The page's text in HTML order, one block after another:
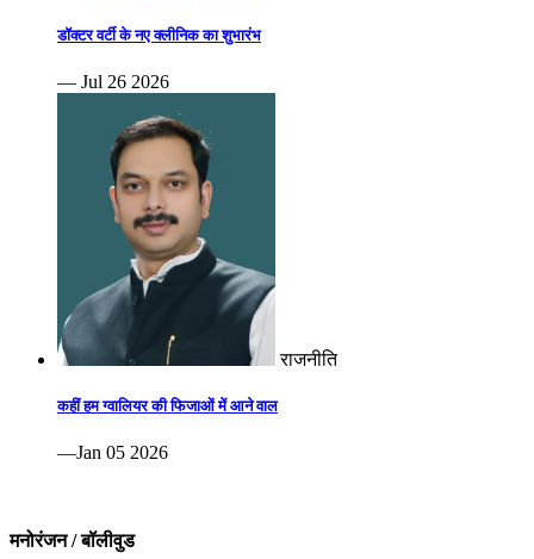
डॉक्टर वर्टी के नए क्लीनिक का शुभारंभ
— Jul 26 2026
राजनीति
कहीं हम ग्वालियर की फिजाओं में आने वाल
—Jan 05 2026
मनोरंजन / बॉलीवुड